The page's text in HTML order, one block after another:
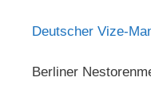
Deutscher Vize-
Berliner